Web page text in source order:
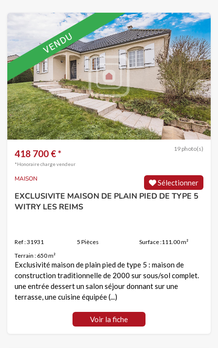
19 photo(s)
418 700 € *
*Honoraire charge vendeur
Sélectionner
MAISON
EXCLUSIVITE MAISON DE PLAIN PIED DE TYPE 5
WITRY LES REIMS
Ref : 31931 5 Pièces
Surface :111.00 m²
Terrain : 650 m²
Exclusivité maison de plain pied de type 5 : maison de
construction traditionnelle de 2000 sur sous/sol complet.
une entrée dessert un salon séjour donnant sur une
terrasse, une cuisine équipée (...)
Voir la fiche